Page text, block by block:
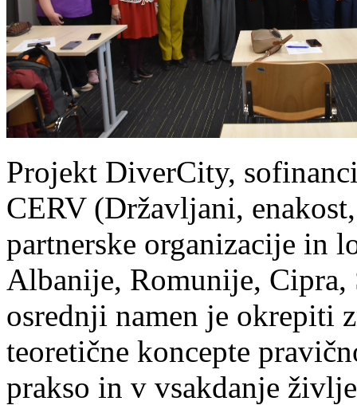
Projekt DiverCity,
CERV (Državljani,
partnerske organizacije in
Albanije, Romunije,
osrednji namen je okrepiti
teoretične koncepte
prakso in v vsakdanje